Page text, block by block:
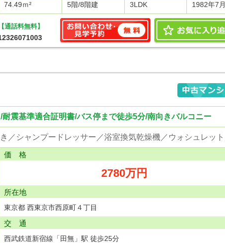
74.49ｍ² 5階/8階建 3LDK 1982年7月
【通話料無料】
震基準適合証明書/バス停まで徒歩5分/南向きバルコニー
価 格
2780万円
所在地
東京都 西東京市西原町４丁目
交 通
西武鉄道新宿線「田無」駅 徒歩25分